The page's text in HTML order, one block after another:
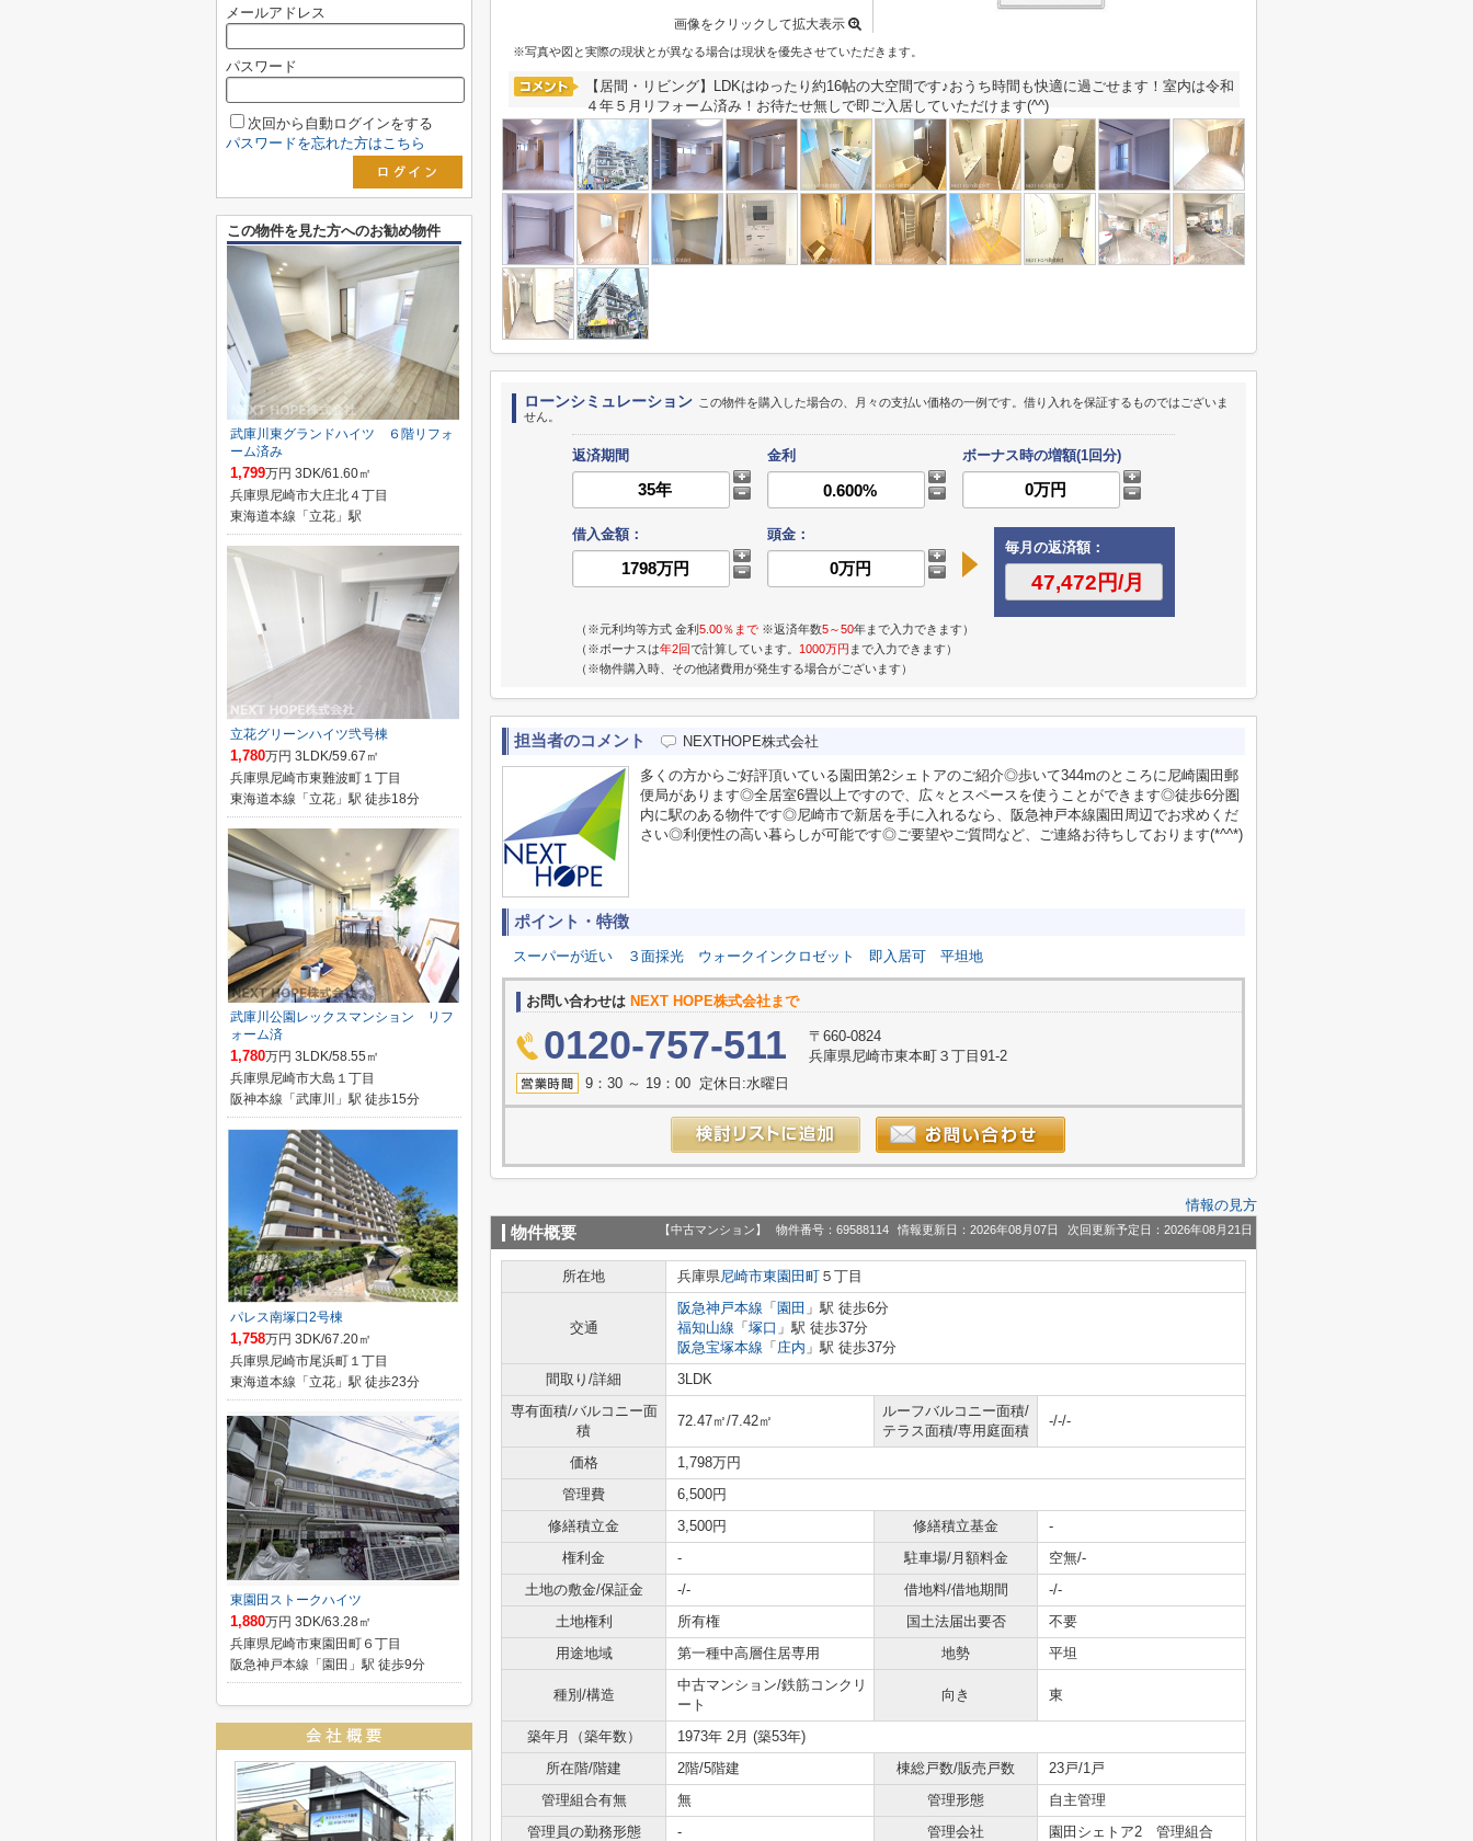
画像をクリックして拡大表示
※写真や図と実際の現状とが異なる場合は現状を優先させていただきます。
【居間・リビング】LDKはゆったり約16帖の大空間です♪おうち時間も快適に過ごせます！室内は令和
４年５月リフォーム済み！お待たせ無しで即ご入居していただけます(^^)
ローンシミュレーション この物件を購入した場合の、月々の支払い価格の一例です。借り入れを保証するものではございま
せん。
返済期間 金利 ボーナス時の増額(1回分)
借入金額：
頭金：
毎月の返済額：
（※元利均等方式 金利5.00％まで ※返済年数5～50年まで入力できます）
（※ボーナスは年2回で計算しています。 1000万円 まで入力できます）
（※物件購入時、その他諸費用が発生する場合がございます）
担当者のコメント NEXTHOPE株式会社
多くの方からご好評頂いている園田第2シェトアのご紹介◎歩いて344mのところに尼崎園田郵
便局があります◎全居室6畳以上ですので、広々とスペースを使うことができます◎徒歩6分圏
内に駅のある物件です◎尼崎市で新居を手に入れるなら、阪急神戸本線園田周辺でお求めくだ
さい◎利便性の高い暮らしが可能です◎ご要望やご質問など、ご連絡お待ちしております(*^^*)
ポイント・特徴
スーパーが近い ３面採光 ウォークインクロゼット 即入居可 平坦地
お問い合わせは NEXT HOPE株式会社まで
0120-757-511
〒660-0824
兵庫県尼崎市東本町３丁目91-2
9：30 ～ 19：00 定休日:水曜日
情報の見方
物件概要 【中古マンション】 物件番号：69588114 情報更新日：2026年08月07日 次回更新予定日：2026年08月21日
所在地 兵庫県尼崎市東園田町 ５丁目
交通
阪急神戸本線 「 園田 」駅 徒歩6分
福知山線 「 塚口 」駅 徒歩37分
阪急宝塚本線 「 庄内 」駅 徒歩37分
間取り/詳細
3LDK
専有面積/バルコニー面
積
72.47㎡/7.42㎡
ルーフバルコニー面積/
テラス面積/専用庭面積
-/-/-
価格
1,798万円
管理費
6,500円
修繕積立金
3,500円 修繕積立基金
-
権利金
- 駐車場/月額料金
空無/-
土地の敷金/保証金
-/- 借地料/借地期間
-/-
土地権利
所有権 国土法届出要否
不要
用途地域
第一種中高層住居専用 地勢 平坦
種別/構造
中古マンション/鉄筋コンクリ
ート
向き 東
築年月（築年数）
1973年 2月 (築53年)
所在階/階建
2階/5階建 棟総戸数/販売戸数
23戸/1戸
管理組合有無
無 管理形態
自主管理
管理員の勤務形態
- 管理会社
園田シェトア2 管理組合
メールアドレス
パスワード
次回から自動ログインをする
パスワードを忘れた方はこちら
この物件を見た方へのお勧め物件
武庫川東グランドハイツ ６階リフォ
ーム済み
1,799万円 3DK/61.60㎡
兵庫県尼崎市大庄北４丁目
東海道本線「立花」駅
立花グリーンハイツ弐号棟
1,780万円 3LDK/59.67㎡
兵庫県尼崎市東難波町１丁目
東海道本線「立花」駅 徒歩18分
武庫川公園レックスマンション リフ
ォーム済
1,780万円 3LDK/58.55㎡
兵庫県尼崎市大島１丁目
阪神本線「武庫川」駅 徒歩15分
パレス南塚口2号棟
1,758万円 3DK/67.20㎡
兵庫県尼崎市尾浜町１丁目
東海道本線「立花」駅 徒歩23分
東園田ストークハイツ
1,880万円 3DK/63.28㎡
兵庫県尼崎市東園田町６丁目
阪急神戸本線「園田」駅 徒歩9分